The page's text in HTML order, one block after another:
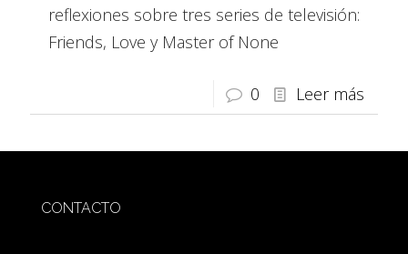
reflexiones sobre tres series de televisión:
Friends, Love y Master of None
0 Leer más
CONTACTO